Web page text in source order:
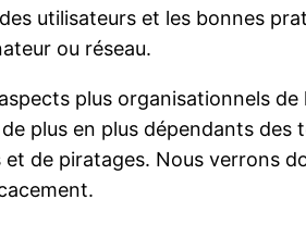
utilisateurs et les bonnes
ou réseau.
plus organisationnels
plus en plus dépendants
de piratages. Nous verrons